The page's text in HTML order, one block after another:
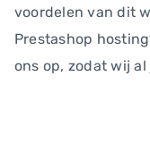
voordelen van dit
Prestashop
ons op, zodat wij